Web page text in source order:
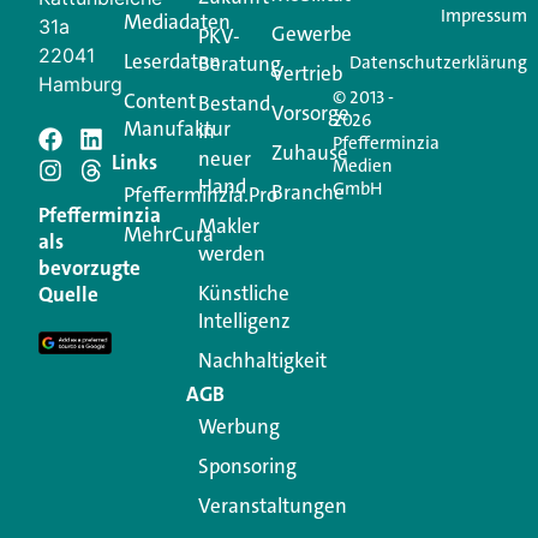
Schreiben Sie einen
Kommentar
Ihre E-Mail-Adresse wird nicht veröffentlicht.
Erforderliche Felder sind mit
Kommentar
31a
22041
Hamburg
Pfefferminzia
als
bevorzugte
Quelle
Mediadaten
Leserdaten
Content
Manufaktur
Links
Pfefferminzia.Pro
MehrCura
PKV-
Beratung
Bestand
in
neuer
Hand
Makler
werden
Künstliche
Intelligenz
Nachhaltigkeit
AGB
Werbung
Sponsoring
Veranstaltungen
Gewerbe
Vertrieb
Vorsorge
Zuhause
Branche
© 2013 -
2026
Pfefferminzia
Medien
GmbH
Impressum
Datenschutzerklärung